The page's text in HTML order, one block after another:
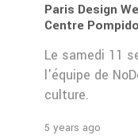
Paris Design
Centre
Le samedi 11
l'équipe de
culture.
5 years ago